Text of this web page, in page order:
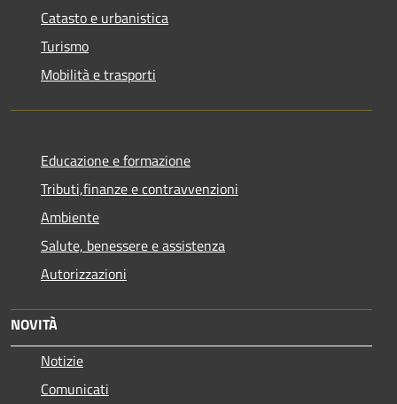
Catasto e urbanistica
Turismo
Mobilità e trasporti
Educazione e formazione
Tributi,finanze e contravvenzioni
Ambiente
Salute, benessere e assistenza
Autorizzazioni
NOVITÀ
Notizie
Comunicati